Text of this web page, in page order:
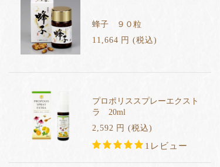
蜂子 ９０粒
11,664 円 (税込)
プロポリススプレーエクスト
ラ 20ml
2,592 円 (税込)
1レビュー